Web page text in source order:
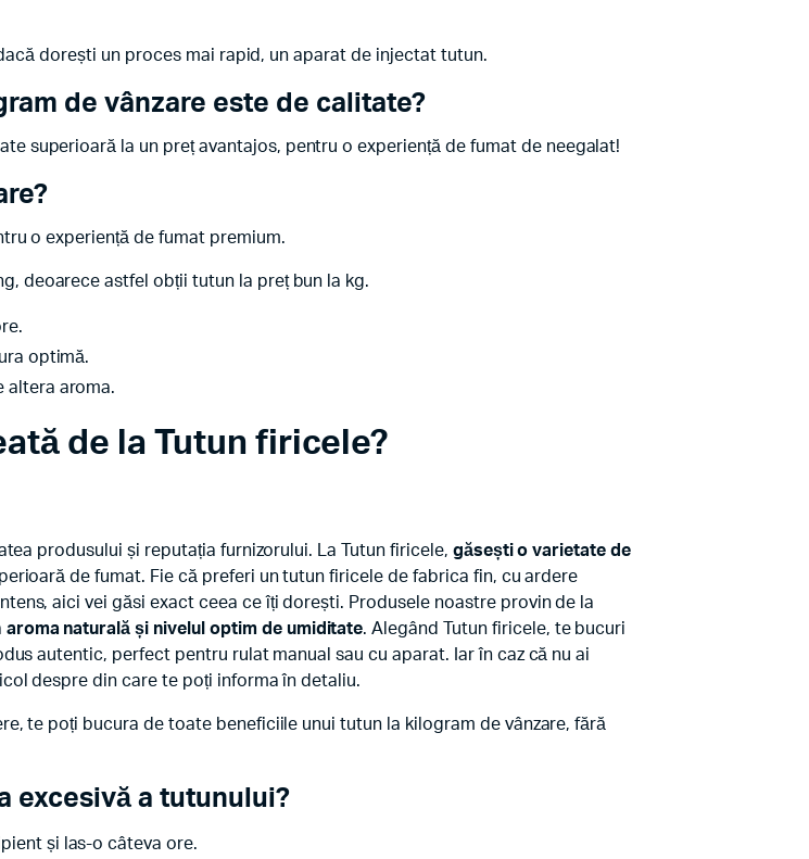
dorești un proces mai rapid, un aparat de injectat tutun.
de vânzare este de calitate?
superioară la un preț avantajos, pentru o experiență de fumat de neegalat!
o experiență de fumat premium.
deoarece astfel obții tutun la preț bun la kg.
optimă.
altera aroma.
de la Tutun firicele?
produsului și reputația furnizorului. La Tutun firicele, găsești o varietate de
de fumat. Fie că preferi un tutun firicele de fabrica fin, cu ardere
aici vei găsi exact ceea ce îți dorești. Produsele noastre provin de la
aroma naturală și nivelul optim de umiditate. Alegând Tutun firicele, te bucuri
autentic, perfect pentru rulat manual sau cu aparat. Iar în caz că nu ai
despre din care te poți informa în detaliu.
te poți bucura de toate beneficiile unui tutun la kilogram de vânzare, fără
excesivă a tutunului?
și las-o câteva ore.